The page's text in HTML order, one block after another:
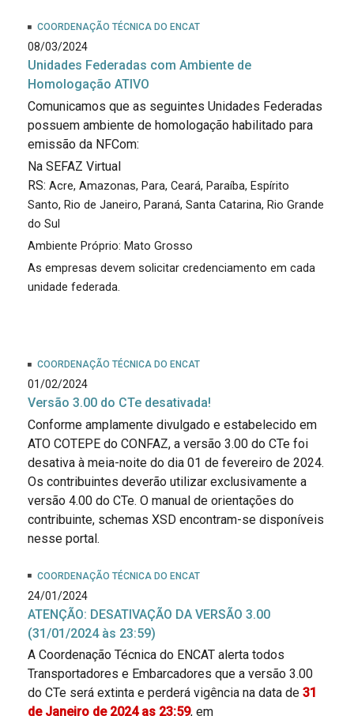
COORDENAÇÃO TÉCNICA DO ENCAT
08/03/2024
Unidades Federadas com Ambiente de
Homologação ATIVO
Comunicamos que as seguintes Unidades Federadas
possuem ambiente de homologação habilitado para
emissão da NFCom:
Na SEFAZ Virtual
RS: Acre, Amazonas, Para, Ceará, Paraíba, Espírito
Santo, Rio de Janeiro, Paraná, Santa Catarina, Rio Grande
do Sul
Ambiente Próprio: Mato Grosso
As empresas devem solicitar credenciamento em cada
unidade federada.
COORDENAÇÃO TÉCNICA DO ENCAT
01/02/2024
Versão 3.00 do CTe desativada!
Conforme amplamente divulgado e estabelecido em
ATO COTEPE do CONFAZ, a versão 3.00 do CTe foi
desativa à meia-noite do dia 01 de fevereiro de 2024.
Os contribuintes deverão utilizar exclusivamente a
versão 4.00 do CTe. O manual de orientações do
contribuinte, schemas XSD encontram-se disponíveis
nesse portal.
COORDENAÇÃO TÉCNICA DO ENCAT
24/01/2024
ATENÇÃO: DESATIVAÇÃO DA VERSÃO 3.00
(31/01/2024 às 23:59)
A Coordenação Técnica do ENCAT alerta todos
Transportadores e Embarcadores que a versão 3.00
do CTe será extinta e perderá vigência na data de 31
de Janeiro de 2024 as 23:59, em